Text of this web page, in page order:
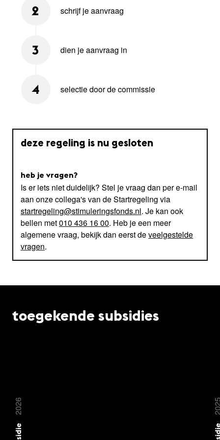
2 schrijf je aanvraag
3 dien je aanvraag in
4 selectie door de commissie
deze regeling is nu gesloten
heb je vragen?
Is er iets niet duidelijk? Stel je vraag dan per e-mail
aan onze collega's van de Startregeling via
startregeling@stimuleringsfonds.nl. Je kan ook
bellen met010 436 16 00. Heb je een meer
algemene vraag, bekijk dan eerst deveelgestelde
vragen.
toegekende subsidies
2026